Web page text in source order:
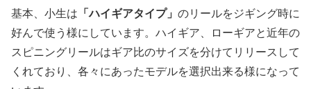
基本、小生は 「ハイギアタイプ」 のリールをジギング時に
好んで使う様にしています。ハイギア、ローギアと近年の
スピニングリールはギア比のサイズを分けてリリースして
くれており、各々にあったモデルを選択出来る様になって